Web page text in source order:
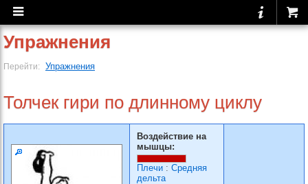
Упражнения
Перейти: Упражнения
Толчек гири по длинному циклу
Воздействие на
мышцы:
Плечи : Средняя
дельта